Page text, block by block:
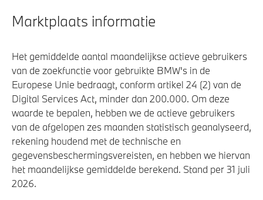
Marktplaats informatie
Het gemiddelde aantal maandelijkse actieve gebruikers
van de zoekfunctie voor gebruikte BMW's in de
Europese Unie bedraagt, conform artikel 24 (2) van de
Digital Services Act, minder dan 200.000. Om deze
waarde te bepalen, hebben we de actieve gebruikers
van de afgelopen zes maanden statistisch geanalyseerd,
rekening houdend met de technische en
gegevensbeschermingsvereisten, en hebben we hiervan
het maandelijkse gemiddelde berekend. Stand per 31 juli
2026.